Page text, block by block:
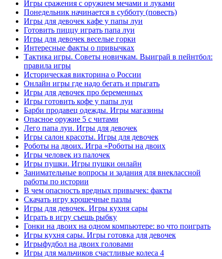
Игры сражения с оружием мечами и луками
Понедельник начинается в субботу (повесть)
Игры для девочек кафе у папы луи
Готовить пиццу играть папа луи
Игры для девочек веселые горки
Интересные факты о привычках
Тактика игры. Советы новичкам. Выиграй в пейнтбол:
правила игры
Историческая викторина о России
Онлайн игры где надо бегать и прыгать
Игры для девочек про беременных
Игры готовить кофе у папы луи
Барби продавец одежды. Игры магазины
Опасное оружие 5 с читами
Лего папа луи. Игры для девочек
Игры салон красоты. Игры для девочек
Роботы на двоих. Игра «Роботы на двоих
Игры человек из палочек
Игры пушки. Игры пушки онлайн
Занимательные вопросы и задания для внеклассной
работы по истории
В чем опасность вредных привычек: факты
Скачать игру крошечные пазлы
Игры для девочек. Игры кухня сары
Играть в игру съешь рыбку
Гонки на двоих на одном компьютере: во что поиграть
Игры кухня сары. Игры готовка для девочек
Игрыфудбол на двоих головами
Игры для мальчиков счастливые колеса 4